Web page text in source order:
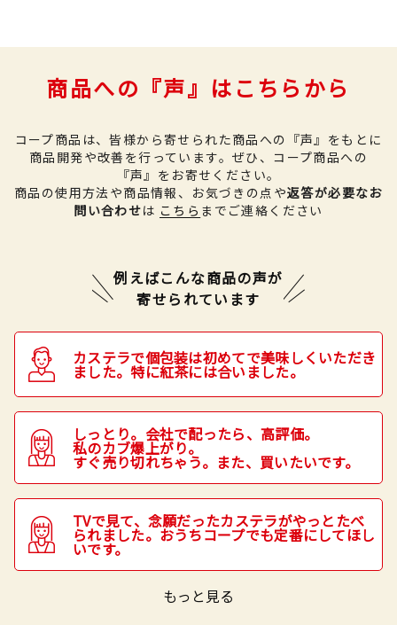
商品への『声』はこちらから
コープ商品は、皆様から寄せられた商品への『声』をもとに
商品開発や改善を行っています。 ぜひ、コープ商品への
『声』をお寄せください。
商品の使用方法や商品情報、お気づきの点や返答が必要なお
問い合わせは こちら までご連絡ください
例えばこんな商品の声が
寄せられています
カステラで個包装は初めてで美味しくいただき
ました。特に紅茶には合いました。
しっとり。会社で配ったら、高評価。
私のカブ爆上がり。
すぐ売り切れちゃう。また、買いたいです。
TVで見て、念願だったカステラがやっとたべ
られました。おうちコープでも定番にしてほし
いです。
もっと見る